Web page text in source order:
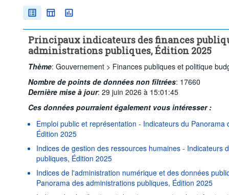
Principaux indicateurs des finances
administrations publiques, Édition 2025
Thème: Gouvernement > Finances publiques et politique
Nombre de points de données non filtrées: 17660
Dernière mise à jour: 29 juin 2026 à 15:01:45
Ces données pourraient également vous intéresser :
Emploi public et représentation - Indicateurs du Panorama
Édition 2025
Indices de gestion des ressources humaines - Indicateurs
publiques, Édition 2025
Indices de l'administration numérique et des données
Panorama des administrations publiques, Édition 2025